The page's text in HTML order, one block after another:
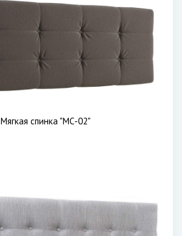
Мягкая спинка "МС-02"